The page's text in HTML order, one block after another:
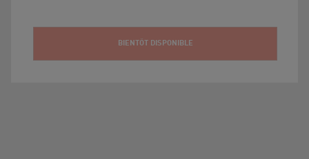
BIENTÔT DISPONIBLE